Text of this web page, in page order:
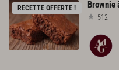
RECETTE OFFERTE ! Brownie
512